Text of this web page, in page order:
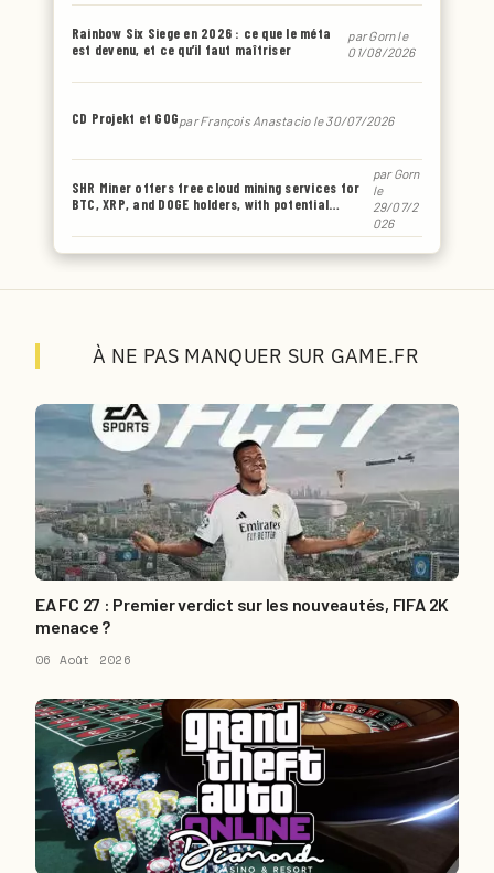
Rainbow Six Siege en 2026 : ce que le méta
est devenu, et ce qu’il faut maîtriser
parGornle
01/08/2026
CD Projekt et GOGparFrançois Anastaciole 30/07/2026
SHR Miner offers free cloud mining services for
BTC, XRP, and DOGE holders, with potential
parGorn
le
29/07/2
026
À NE PAS MANQUER SUR GAME.FR
EA FC 27 : Premier verdict sur les nouveautés, FIFA 2K
menace ?
06 Août 2026